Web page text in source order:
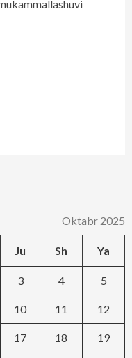
Oktabr 2025
Ju Sh Ya
3 4 5
10 11 12
17 18 19